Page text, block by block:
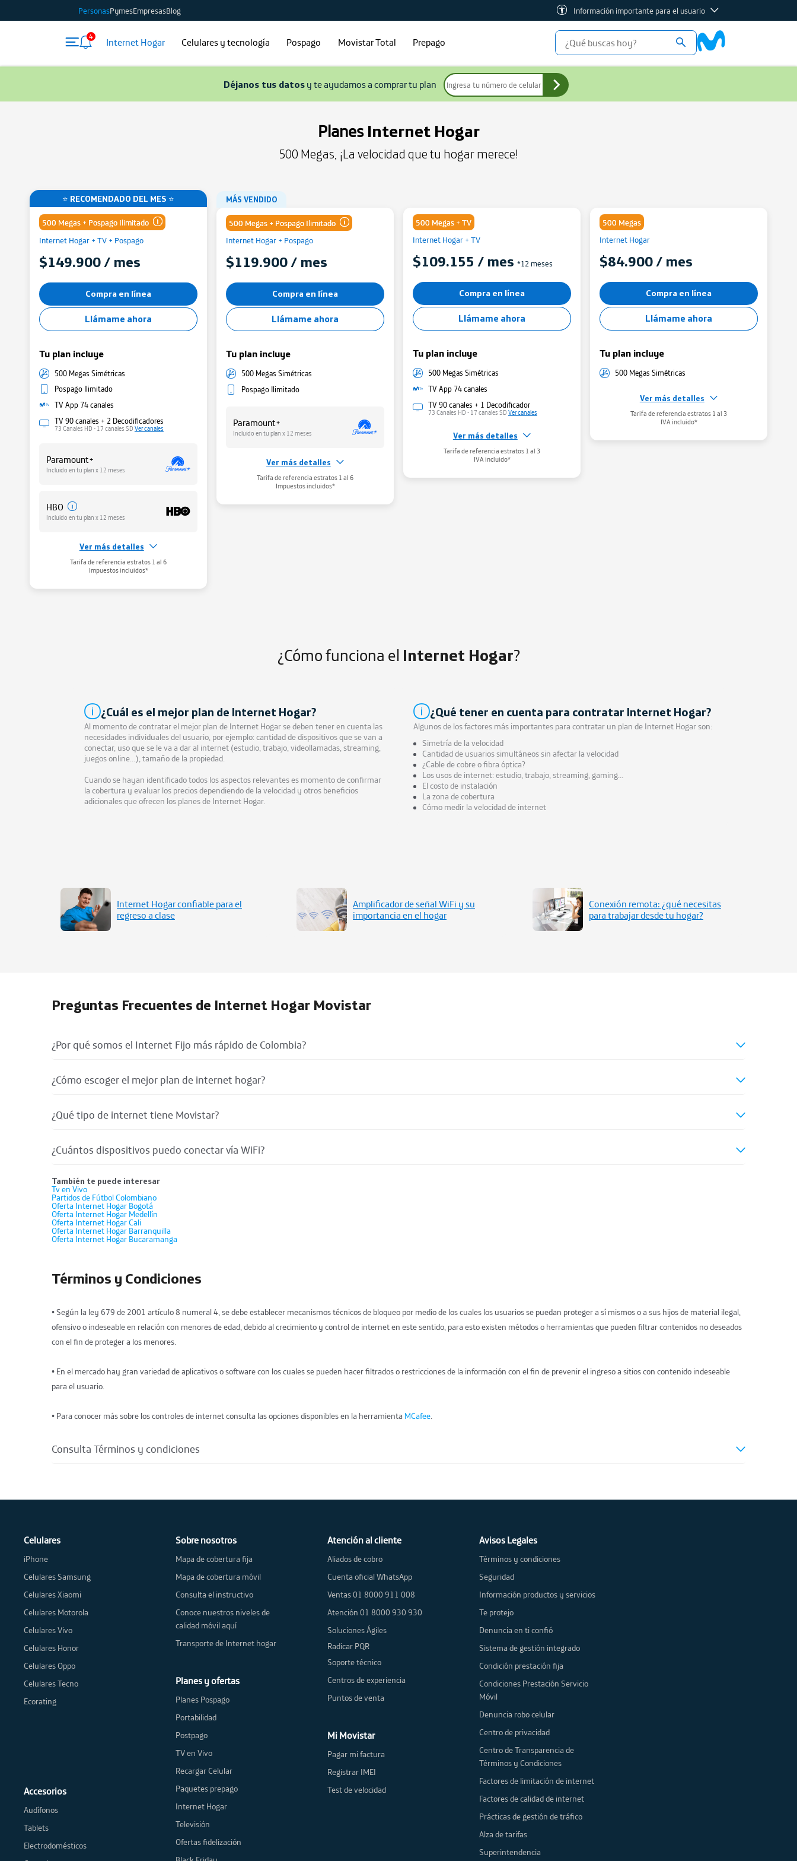
PersonasPymesEmpresasBlog Información importante para el usuario
4 Internet Hogar Celulares y tecnología Pospago Movistar Total Prepago
Déjanos tus datos y te ayudamos a comprar tu plan
Planes Internet Hogar
500 Megas, ¡La velocidad que tu hogar merece!
⭐ RECOMENDADO DEL MES ⭐
500 Megas + Pospago Ilimitado
Comparte gigas de tu Plan
Minutos y SMS
Internet Hogar + TV + Pospago
$149.900 / mes
Compra en línea
Llámame ahora
Tu plan incluye
500 Megas Simétricas
Pospago Ilimitado
TV App 74 canales
TV 90 canales + 2 Decodificadores
73 Canales HD - 17 canales SD Ver canales
Paramount+
Incluido en tu plan x 12 meses
HBO
Incluido en tu plan x 12 meses
Administra tu red WiFiaqui
Ver más detalles
Tarifa de referencia estratos 1 al 6
Impuestos incluidos*
MÁS VENDIDO
500 Megas + Pospago Ilimitado
Comparte gigas de tu Plan
Minutos y SMS
Internet Hogar + Pospago
$119.900 / mes
Compra en línea
Llámame ahora
Tu plan incluye
500 Megas Simétricas
Pospago Ilimitado
Paramount+
Incluido en tu plan x 12 meses
Administra tu red WiFiaqui
Ver más detalles
Tarifa de referencia estratos 1 al 6
Impuestos incluidos*
500 Megas + TV
Internet Hogar + TV
$109.155 / mes *12 meses
Compra en línea
Llámame ahora
Tu plan incluye
500 Megas Simétricas
TV App 74 canales
TV 90 canales + 1 Decodificador
73 Canales HD - 17 canales SD Ver canales
Gestiona tu WiFi
Administra tu red WiFiaqui
Ver más detalles
Tarifa de referencia estratos 1 al 3
IVA incluido*
500 Megas
Internet Hogar
$84.900 / mes
Compra en línea
Llámame ahora
Tu plan incluye
500 Megas Simétricas
Administra tu red WiFiaqui
Ver más detalles
Tarifa de referencia estratos 1 al 3
IVA incluido*
¿Cómo funciona el Internet Hogar?
¿Cuál es el mejor plan de Internet Hogar?
Al momento de contratar el mejor plan de Internet Hogar se deben tener en cuenta las
necesidades individuales del usuario, por ejemplo: cantidad de dispositivos que se van a
conectar, uso que se le va a dar al internet (estudio, trabajo, videollamadas, streaming,
juegos online…), tamaño de la propiedad.
Cuando se hayan identificado todos los aspectos relevantes es momento de confirmar
la cobertura y evaluar los precios dependiendo de la velocidad y otros beneficios
adicionales que ofrecen los planes de Internet Hogar.
¿Qué tener en cuenta para contratar Internet Hogar?
Algunos de los factores más importantes para contratar un plan de Internet Hogar son:
Simetría de la velocidad
Cantidad de usuarios simultáneos sin afectar la velocidad
¿Cable de cobre o fibra óptica?
Los usos de internet: estudio, trabajo, streaming, gaming…
El costo de instalación
La zona de cobertura
Cómo medir la velocidad de internet
Internet Hogar confiable para el
regreso a clase
Amplificador de señal WiFi y su
importancia en el hogar
Conexión remota: ¿qué necesitas
para trabajar desde tu hogar?
Preguntas Frecuentes de Internet Hogar Movistar
¿Por qué somos el Internet Fijo más rápido de Colombia?
¿Cómo escoger el mejor plan de internet hogar?
¿Qué tipo de internet tiene Movistar?
¿Cuántos dispositivos puedo conectar vía WiFi?
También te puede interesar
Tv en Vivo
Partidos de Fútbol Colombiano
Oferta Internet Hogar Bogotá
Oferta Internet Hogar Medellín
Oferta Internet Hogar Cali
Oferta Internet Hogar Barranquilla
Oferta Internet Hogar Bucaramanga
Términos y Condiciones
• Según la ley 679 de 2001 artículo 8 numeral 4, se debe establecer mecanismos técnicos de bloqueo por medio de los cuales los usuarios se puedan proteger a sí mismos o a sus hijos de material ilegal,
ofensivo o indeseable en relación con menores de edad, debido al crecimiento y control de internet en este sentido, para esto existen métodos o herramientas que pueden filtrar contenidos no deseados
con el fin de proteger a los menores.
• En el mercado hay gran variedad de aplicativos o software con los cuales se pueden hacer filtrados o restricciones de la información con el fin de prevenir el ingreso a sitios con contenido indeseable
para el usuario.
• Para conocer más sobre los controles de internet consulta las opciones disponibles en la herramienta MCafee.
Consulta Términos y condiciones
Celulares
iPhone
Celulares Samsung
Celulares Xiaomi
Celulares Motorola
Celulares Vivo
Celulares Honor
Celulares Oppo
Celulares Tecno
Ecorating
Accesorios
Audífonos
Tablets
Electrodomésticos
Sobre nosotros
Mapa de cobertura fija
Mapa de cobertura móvil
Consulta el instructivo
Conoce nuestros niveles de
calidad móvil aquí
Transporte de Internet hogar
Planes y ofertas
Planes Pospago
Portabilidad
Postpago
TV en Vivo
Recargar Celular
Paquetes prepago
Internet Hogar
Televisión
Ofertas fidelización
Atención al cliente
Aliados de cobro
Cuenta oficial WhatsApp
Ventas 01 8000 911 008
Atención 01 8000 930 930
Soluciones Ágiles
Radicar PQR
Soporte técnico
Centros de experiencia
Puntos de venta
Mi Movistar
Pagar mi factura
Registrar IMEI
Test de velocidad
Avisos Legales
Términos y condiciones
Seguridad
Información productos y servicios
Te protejo
Denuncia en ti confió
Sistema de gestión integrado
Condición prestación fija
Condiciones Prestación Servicio
Móvil
Denuncia robo celular
Centro de privacidad
Centro de Transparencia de
Términos y Condiciones
Factores de limitación de internet
Factores de calidad de internet
Prácticas de gestión de tráfico
Alza de tarifas
Superintendencia